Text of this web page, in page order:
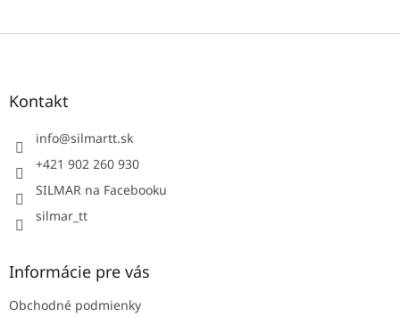
Z
Kontakt
info@silmartt.sk
+421 902 260 930
SILMAR na Facebooku
silmar_tt
Informácie pre vás
Obchodné podmienky